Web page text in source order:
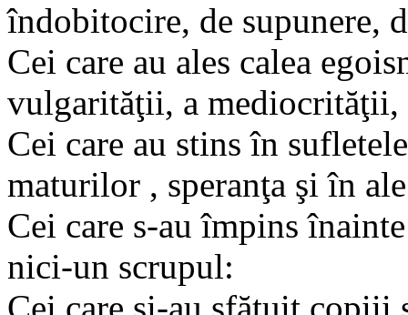
îndobitocire, de supunere,
Cei care au ales calea
vulgarităţii, a
Cei care au stins în
maturilor , speranţa şi în
Cei care s-au împins
nici-un scrupul: